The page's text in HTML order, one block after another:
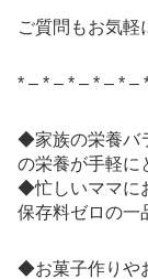
ご質問もお気軽
* – * – * – * – * –
◆家族の栄養バ
の栄養が手軽
◆忙しいママに
保存料ゼロの
◆お菓子作りや